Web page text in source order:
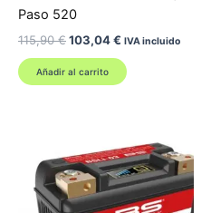
Paso 520
115,90€El
original
era:
103,04€ El
actual
es:
IVA incluido
Añadir al carrito